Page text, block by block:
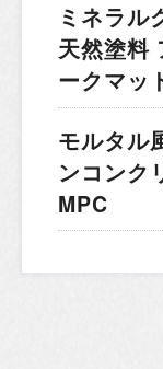
ミネラル
天然塗料
ークマッ
モルタル
ンコンク
MPC